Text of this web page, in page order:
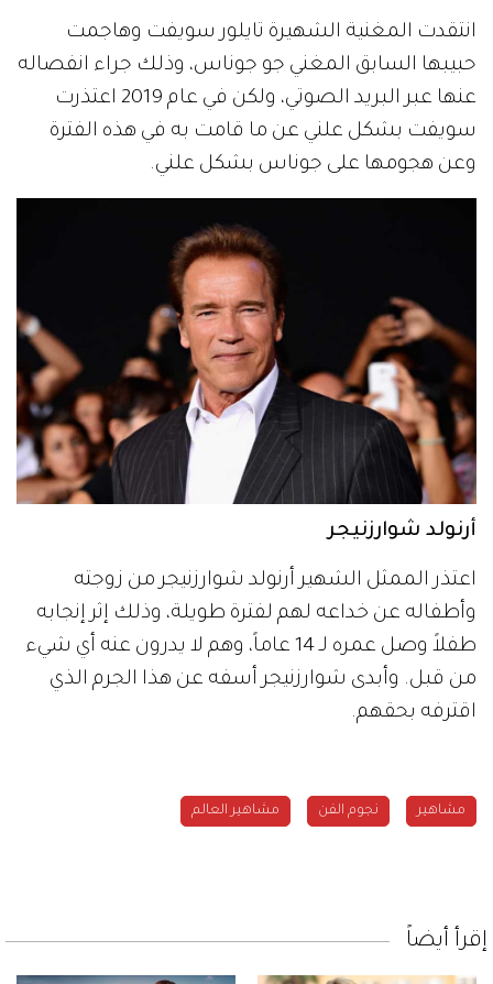
انتقدت المغنية الشهيرة تايلور سويفت وهاجمت
حبيبها السابق المغني جو جوناس، وذلك جراء انفصاله
عنها عبر البريد الصوتي، ولكن في عام 2019 اعتذرت
سويفت بشكل علني عن ما قامت به في هذه الفترة
وعن هجومها على جوناس بشكل علني.
أرنولد شوارزنيجر
اعتذر الممثل الشهير أرنولد شوارزنيجر من زوجته
وأطفاله عن خداعه لهم لفترة طويلة، وذلك إثر إنجابه
طفلاً وصل عمره لـ 14 عاماً، وهم لا يدرون عنه أي شيء
من قبل. وأبدى شوارزنيجر أسفه عن هذا الجرم الذي
اقترفه بحقهم.
مشاهير نجوم الفن مشاهير العالم
إقرأ أيضاً